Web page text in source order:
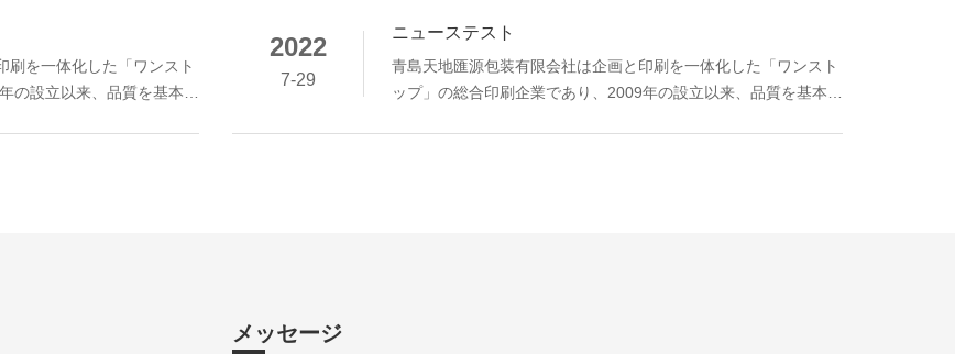
しています。
高い評価を得ており、顧客の信頼を獲得しています。
刷を一体化した「ワンスト
の設立以来、品質を基本と
2022
7-29
ニューステスト
青島天地匯源包装有限会社は企画と印刷を一体化した「ワンスト
ップ」の総合印刷企業であり、2009年の設立以来、品質を基本と
メッセージ